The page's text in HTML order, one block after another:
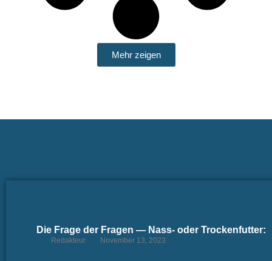
Mehr zeigen
Die Frage der Fragen — Nass- oder Trockenfutter:
Redakteur November 13, 2023